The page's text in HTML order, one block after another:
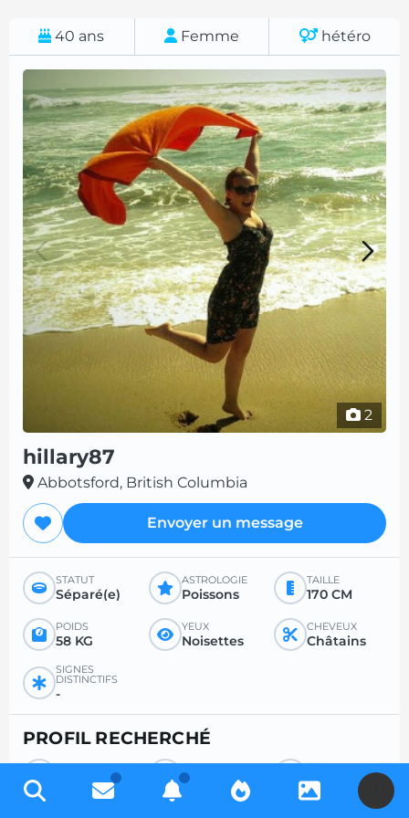
40 ans Femme hétéro
2
hillary87
Abbotsford, British Columbia
Envoyer un message
STATUT
Séparé(e)
ASTROLOGIE
Poissons
TAILLE
170 CM
POIDS
58 KG
YEUX
Noisettes
CHEVEUX
Châtains
SIGNES
DISTINCTIFS
-
PROFIL RECHERCHÉ
RECHERCHE
Homme
POUR
Tout
ÂGE SOUHAITÉ
-